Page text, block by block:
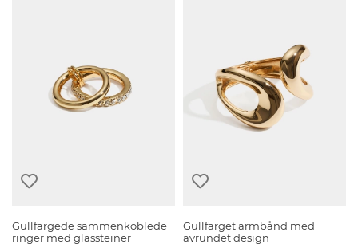
Gullfargede sammenkoblede
ringer med glassteiner
Gullfarget armbånd med
avrundet design